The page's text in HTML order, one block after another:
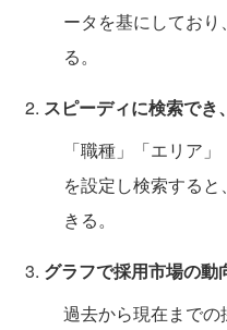
ータを基にしてお
る。
スピーディに検索で
「職種」「エリア
を設定し検索する
きる。
グラフで採用市場の動
過去から現在まで